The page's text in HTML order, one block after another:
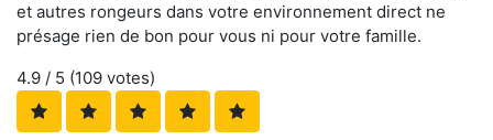
et autres rongeurs dans votre environnement direct ne
présage rien de bon pour vous ni pour votre famille.
4.9 / 5 (109 votes)